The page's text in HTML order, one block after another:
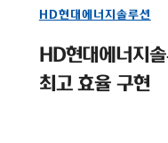
HD현대에너지솔루션
HD현대에너지
최고 효율 구현